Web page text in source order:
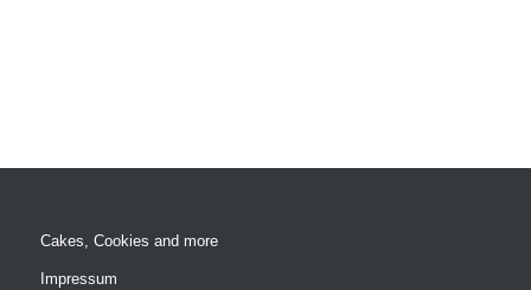
Cakes, Cookies and more
Impressum